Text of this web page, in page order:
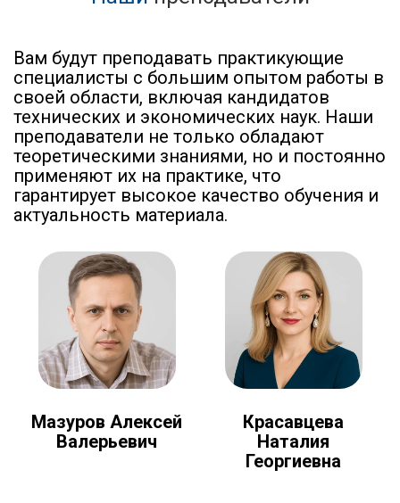
Вам будут преподавать практикующие
специалисты с большим опытом работы в
своей области, включая кандидатов
технических и экономических наук. Наши
преподаватели не только обладают
теоретическими знаниями, но и постоянно
применяют их на практике, что
гарантирует высокое качество обучения и
актуальность материала.
Мазуров Алексей
Валерьевич
Красавцева
Наталия
Георгиевна